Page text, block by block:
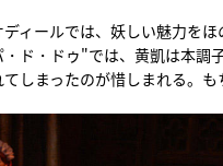
ディールでは、妖しい魅力を
・ド・ドゥ"では、黄凱は本調
てしまったのが惜しまれる。